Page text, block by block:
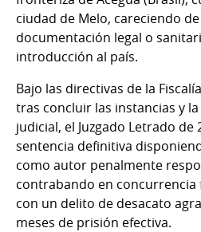
ciudad de Melo, careciendo
documentación legal o
introducción al país.
Bajo las directivas de la
tras concluir las instancias y
judicial, el Juzgado Letrado de
sentencia definitiva
como autor penalmente
contrabando en concurrencia
con un delito de desacato
meses de prisión efectiva.